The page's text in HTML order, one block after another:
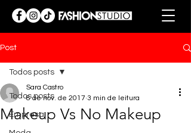
Post
Todos posts
Empresa
Todos posts
Makeup Vs No Makeup
Sara Castro
8 de nov. de 2017 3 min de leitura